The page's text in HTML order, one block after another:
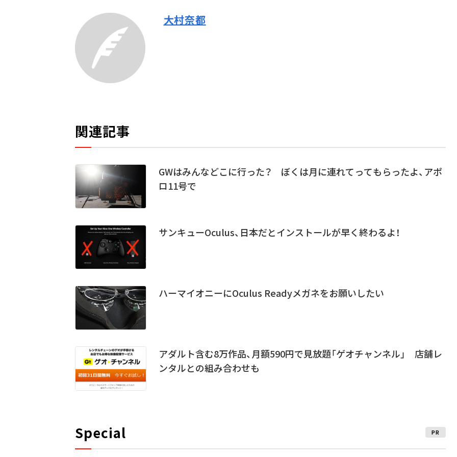
大村奈都
関連記事
GWはみんなどこに行った？ ぼくは月に連れてってもらったよ、アポ
ロ11号で
サンキューOculus、日本だとインストールが早く終わるよ！
ハーマイオニーにOculus Readyメガネをお願いしたい
アダルト含む8万作品、月額590円で見放題「ゲオチャンネル」 店舗レ
ンタルとの組み合わせも
Special PR